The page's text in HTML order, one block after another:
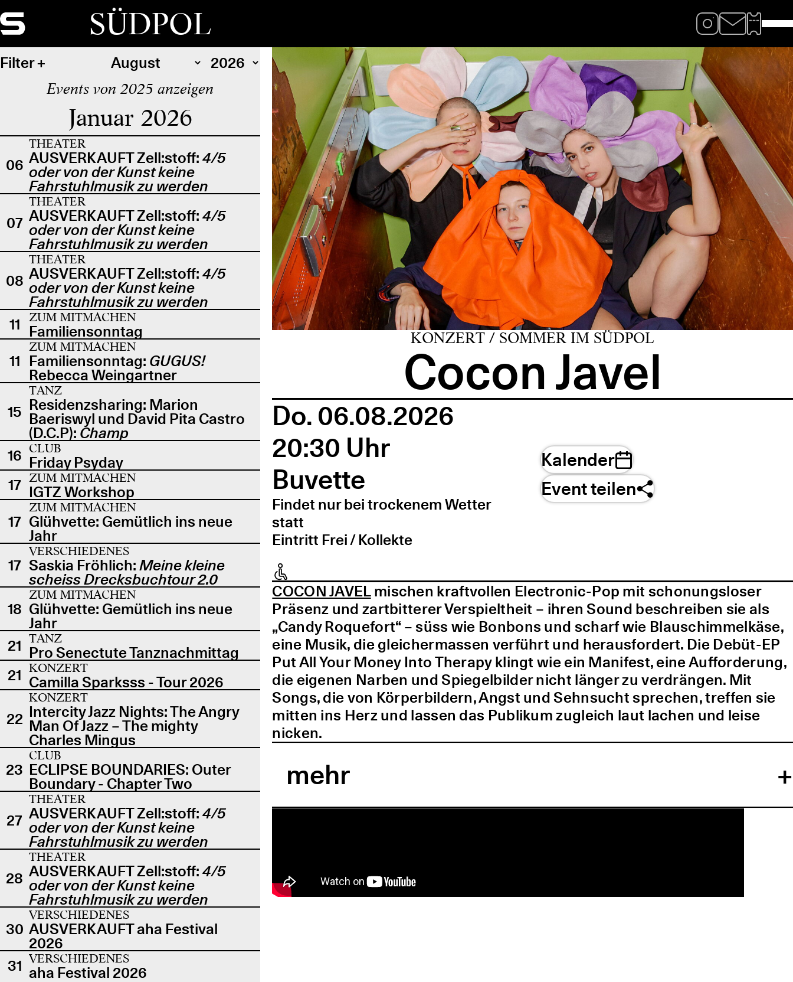
SÜDPOL
Filter
Events von 2025 anzeigen
Januar 2026
06
THEATER
AUSVERKAUFT Zell:stoff: 4/5
oder von der Kunst keine
Fahrstuhlmusik zu werden
07
THEATER
AUSVERKAUFT Zell:stoff: 4/5
oder von der Kunst keine
Fahrstuhlmusik zu werden
08
THEATER
AUSVERKAUFT Zell:stoff: 4/5
oder von der Kunst keine
Fahrstuhlmusik zu werden
11
ZUM MITMACHEN
Familiensonntag
11
ZUM MITMACHEN
Familiensonntag: GUGUS!
Rebecca Weingartner
15
TANZ
Residenzsharing: Marion
Baeriswyl und David Pita Castro
(D.C.P): Champ
16 CLUB
Friday Psyday
17 ZUM MITMACHEN
IGTZ Workshop
17
ZUM MITMACHEN
Glühvette: Gemütlich ins neue
Jahr
17
VERSCHIEDENES
Saskia Fröhlich: Meine kleine
scheiss Drecksbuchtour 2.0
18
ZUM MITMACHEN
Glühvette: Gemütlich ins neue
Jahr
21 TANZ
Pro Senectute Tanznachmittag
21 KONZERT
Camilla Sparksss - Tour 2026
22
KONZERT
Intercity Jazz Nights: The Angry
Man Of Jazz – The mighty
Charles Mingus
23
CLUB
ECLIPSE BOUNDARIES: Outer
Boundary - Chapter Two
27
THEATER
AUSVERKAUFT Zell:stoff: 4/5
oder von der Kunst keine
Fahrstuhlmusik zu werden
28
THEATER
AUSVERKAUFT Zell:stoff: 4/5
oder von der Kunst keine
Fahrstuhlmusik zu werden
30
VERSCHIEDENES
AUSVERKAUFT aha Festival
2026
31 VERSCHIEDENES
aha Festival 2026
KONZERT / SOMMER IM SÜDPOL
Cocon Javel
Do. 06.08.2026
20:30 Uhr
Buvette
Findet nur bei trockenem Wetter
statt
Eintritt Frei / Kollekte
Kalender
Event teilen
COCON JAVELmischen kraftvollen Electronic-Pop mit schonungsloser
Präsenz und zartbitterer Verspieltheit – ihren Sound beschreiben sie als
„Candy Roquefort“ – süss wie Bonbons und scharf wie Blauschimmelkäse,
eine Musik, die gleichermassen verführt und herausfordert. Die Debüt-EP
Put All Your Money Into Therapy klingt wie ein Manifest, eine Aufforderung,
die eigenen Narben und Spiegelbilder nicht länger zu verdrängen. Mit
Songs, die von Körperbildern, Angst und Sehnsucht sprechen, treffen sie
mitten ins Herz und lassen das Publikum zugleich laut lachen und leise
nicken.
mehr